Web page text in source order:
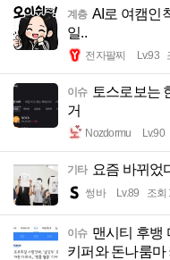
계층 AI로 여캠인
일..
전자팔찌 Lv.93
이슈
토스로보는
거
Nozdormu Lv.90
기타 요즘 바뀌었
썽바 Lv.89 조회
이슈 맨시티 후뱅
키퍼와 돈나룸마